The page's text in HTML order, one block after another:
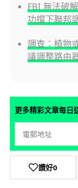
FBI 無法破
功擋下聯邦
調查：植物
議調整路由
更多精彩文章每日
讚好0